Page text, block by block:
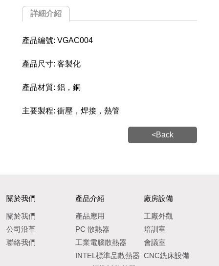
詳細介紹
產品編號: VGAC004
產品尺寸: 客製化
產品材質: 鋁，銅
主要製程: 衝壓，焊接，熱管
<Back
關於我們
關於我們
公司沿革
聯絡我們
產品介紹
產品應用
PC 散熱器
工業電腦散熱器
INTEL標準品散熱器
廠房設備
工廠外觀
培訓室
會議室
CNC銑床設備